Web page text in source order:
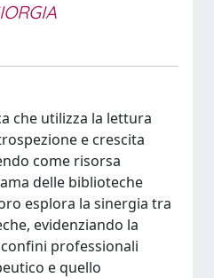
che utilizza la lettura
e crescita
come risorsa
delle biblioteche
esplora la sinergia tra
evidenziando la
professionali
e quello